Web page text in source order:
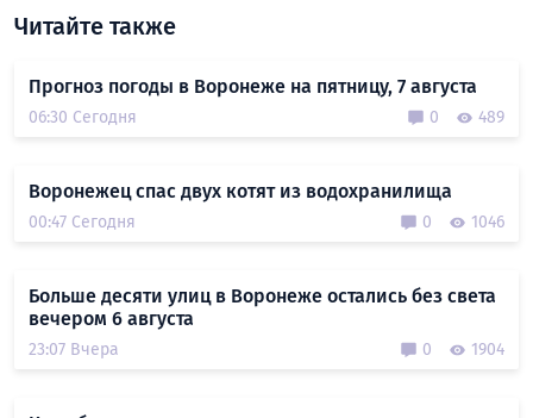
Читайте также
Прогноз погоды в Воронеже на пятницу, 7 августа
06:30 Сегодня 0 489
Воронежец спас двух котят из водохранилища
00:47 Сегодня 0 1046
Больше десяти улиц в Воронеже остались без света
вечером 6 августа
23:07 Вчера 0 1904